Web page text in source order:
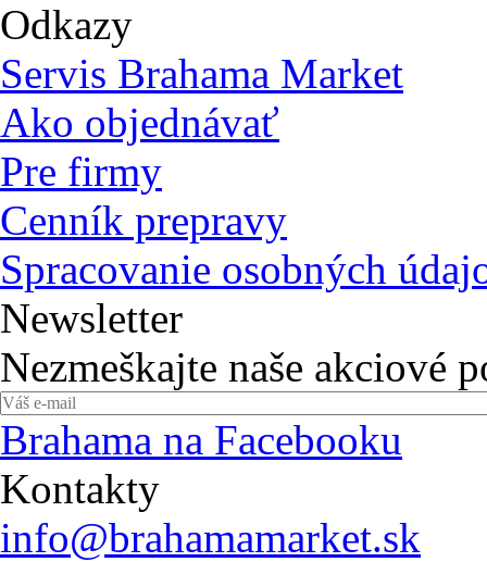
Odkazy
Servis Brahama Market
Ako objednávať
Pre firmy
Cenník prepravy
Spracovanie osobných
Newsletter
Nezmeškajte naše akciové
Brahama na Facebooku
Kontakty
info@brahamamarket.sk